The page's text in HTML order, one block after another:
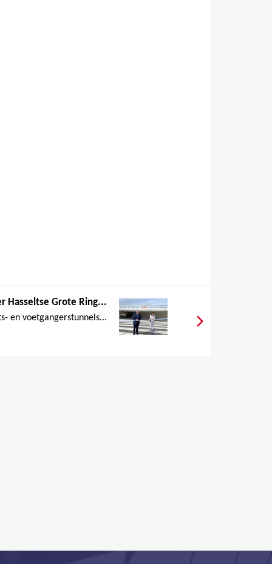
Hasseltse Grote Ring...
en voetgangerstunnels...